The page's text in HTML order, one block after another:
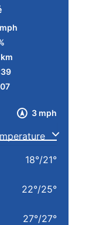
3 mph
18°/21°
22°/25°
27°/27°